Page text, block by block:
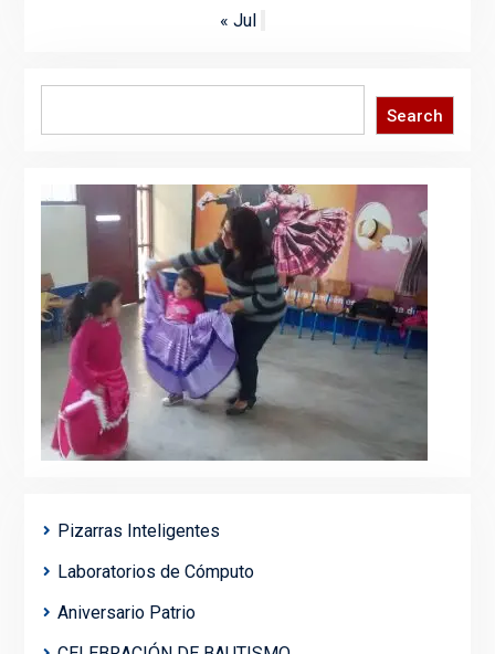
« Jul
Search
Pizarras Inteligentes
Laboratorios de Cómputo
Aniversario Patrio